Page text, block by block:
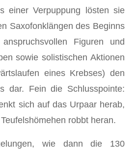
einer Verpuppung lösten sie
Saxofonklängen des Beginns
Figuren und
sowie solistischen Aktionen
eines Krebses) den
dar. Fein die Schlusspointe:
sich auf das Urpaar herab,
robbt heran.
wie dann die 130